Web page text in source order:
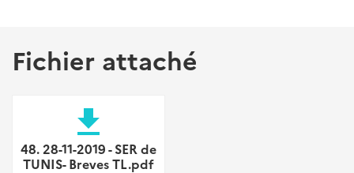
Fichier attaché
file_download
48. 28-11-2019 - SER de
TUNIS- Breves TL.pdf